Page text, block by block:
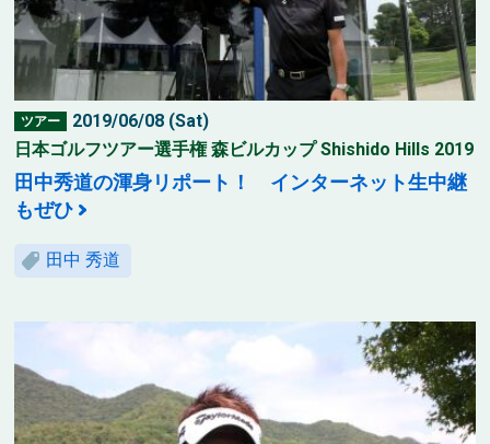
ツアー
2019/06/08 (Sat)
日本ゴルフツアー選手権 森ビルカップ Shishido Hills 2019
田中秀道の渾身リポート！ インターネット生中継
もぜひ
田中 秀道